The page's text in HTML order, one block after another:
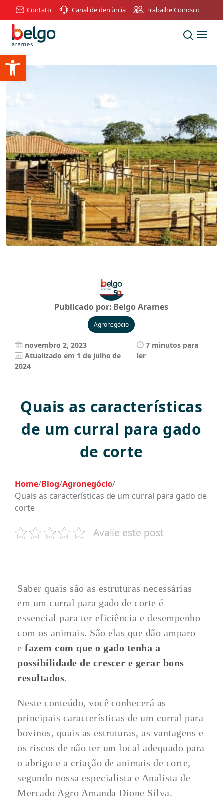
Abrir a barra de ferramentas
Contato Canal de denúncia Trabalhe Conosco
Publicado por: Belgo Arames
Agronegócio
novembro 2, 2023
Atualizado em 1 de julho de
2024
7 minutos para
ler
Quais as características
de um curral para gado
de corte
Home/Blog/Agronegócio/
Quais as características de um curral para gado de
corte
Avalie este post
Saber quais são as estruturas necessárias
em um curral para gado de corte é
essencial para ter eficiência e desempenho
com os animais. São elas que dão amparo
efazem com que o gado tenha a
possibilidade de crescer e gerar bons
resultados.
Neste conteúdo, você conhecerá as
principais características de um curral para
bovinos, quais as estruturas, as vantagens e
os riscos de não ter um local adequado para
o abrigo e a criação de animais de corte,
segundo nossa especialista e Analista de
Mercado Agro Amanda Dione Silva.